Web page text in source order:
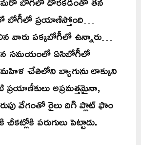
బోగీలో ప్రయాణిస్తోంది…
వారు పక్కబోగీలో ఉన్నారు…
సమయంలో ఏసిబోగీలో
చేతిలోని బ్యాగును లాక్కుని
అప్రమత్తమైనా,
వేగంతో రైలు దిగి ప్లాట్‌ ఫాం
పరుగులు పెట్టాడు.